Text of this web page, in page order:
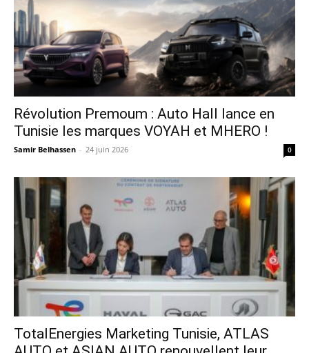
Révolution Premoum : Auto Hall lance en
Tunisie les marques VOYAH et MHERO !
Samir Belhassen - 24 juin 2026 0
TotalEnergies Marketing Tunisie, ATLAS